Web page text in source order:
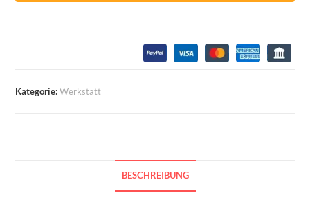
Kategorie:Werkstatt
BESCHREIBUNG